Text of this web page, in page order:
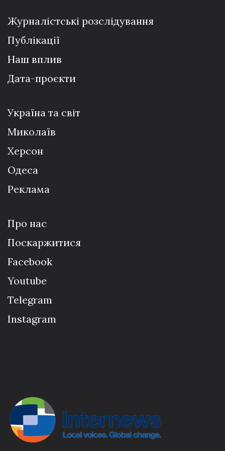
Журналістські розслідування
Публікації
Наш вплив
Дата-проєкти
Україна та світ
Миколаїв
Херсон
Одеса
Реклама
Про нас
Поскаржитися
Facebook
Youtube
Telegram
Instagram